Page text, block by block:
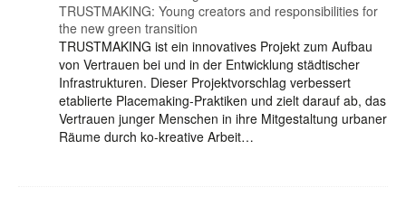
auswählen
TRUSTMAKING: Young creators and responsibilities for
the new green transition
TRUSTMAKING ist ein innovatives Projekt zum Aufbau
von Vertrauen bei und in der Entwicklung städtischer
Infrastrukturen. Dieser Projektvorschlag verbessert
etablierte Placemaking-Praktiken und zielt darauf ab, das
Vertrauen junger Menschen in ihre Mitgestaltung urbaner
Räume durch ko-kreative Arbeit…